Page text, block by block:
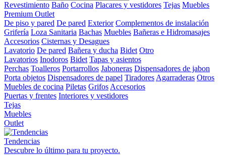
Revestimiento Baño Cocina Placares y vestidores Tejas Muebles
Premium Outlet
De piso y pared De pared Exterior Complementos de instalación
Grifería Loza Sanitaria Bachas Muebles Bañeras e Hidromasajes
Accesorios Cisternas y Desagues
Lavatorio De pared Bañera y ducha Bidet Otro
Lavatorios Inodoros Bidet Tapas y asientos
Perchas Toalleros Portarrollos Jaboneras Dispensadores de jabon
Porta objetos Dispensadores de papel Tiradores Agarraderas Otros
Muebles de cocina Piletas Grifos Accesorios
Puertas y frentes Interiores y vestidores
Tejas
Muebles
Outlet
Tendencias
Descubre lo último para tu proyecto.